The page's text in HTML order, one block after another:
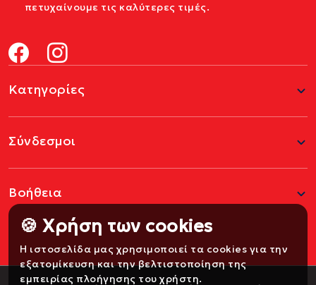
🍪 Χρήση των cookies
Η ιστοσελίδα μας χρησιμοποιεί τα cookies για την
εξατομίκευση και την βελτιστοποίηση της
εμπειρίας πλοήγησης του χρήστη.
πετυχαίνουμε τις καλύτερες τιμές.
Κατηγορίες
Σύνδεσμοι
Βοήθεια